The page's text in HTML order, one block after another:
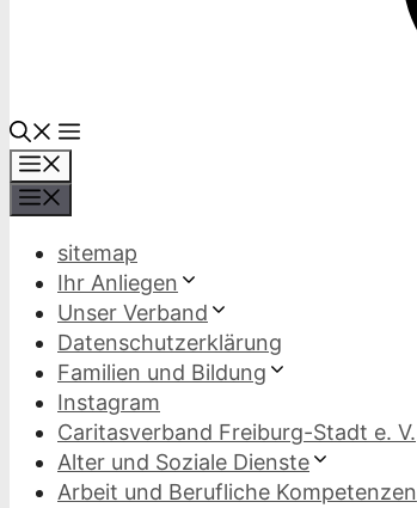
sitemap
Ihr Anliegen
Unser Verband
Datenschutzerklärung
Familien und Bildung
Instagram
Caritasverband Freiburg-Stadt e. V.
Alter und Soziale Dienste
Arbeit und Berufliche Kompetenzen